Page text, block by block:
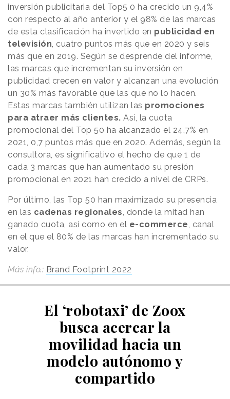
inversión publicitaria del Top5 0 ha crecido un 9,4%
con respecto al año anterior y el 98% de las marcas
de esta clasificación ha invertido en publicidad en
televisión, cuatro puntos más que en 2020 y seis
más que en 2019. Según se desprende del informe,
las marcas que incrementan su inversión en
publicidad crecen en valor y alcanzan una evolución
un 30% más favorable que las que no lo hacen.
Estas marcas también utilizan las promociones
para atraer más clientes. Así, la cuota
promocional del Top 50 ha alcanzado el 24,7% en
2021, 0,7 puntos más que en 2020. Además, según la
consultora, es significativo el hecho de que 1 de
cada 3 marcas que han aumentado su presión
promocional en 2021 han crecido a nivel de CRPs.
Por último, las Top 50 han maximizado su presencia
en las cadenas regionales, donde la mitad han
ganado cuota, así como en el e-commerce, canal
en el que el 80% de las marcas han incrementado su
valor.
Más info.: Brand Footprint 2022
El ‘robotaxi’ de Zoox
busca acercar la
movilidad hacia un
modelo autónomo y
compartido